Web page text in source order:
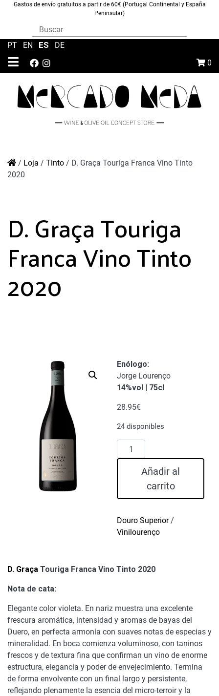
Gastos de envío gratuitos a partir de 60€ (Portugal Continental y España
Peninsular)
0
PT EN ES DE
/ Loja / Tinto / D. Graça Touriga Franca Vino Tinto
2020
D. Graça Touriga
Franca Vino Tinto
2020
Enólogo:
Jorge Lourenço
14%vol | 75cl
28.95€
24 disponibles
Graça
2020
cantidad
Añadir al
carrito
Douro Superior/
Vinilourenço
D. Graça Touriga Franca Vino Tinto 2020
Nota de cata:
Elegante color violeta. En nariz muestra una excelente
frescura aromática, intensidad y aromas de bayas del
Duero, en perfecta armonía con suaves notas de especias y
mineralidad. En boca comienza voluminoso, con taninos
frescos y de textura fina que confirman un vino de enorme
estructura, elegancia y poder de envejecimiento. Termina
de forma envolvente con un final largo y persistente,
reflejando plenamente la esencia del micro-terroir y la